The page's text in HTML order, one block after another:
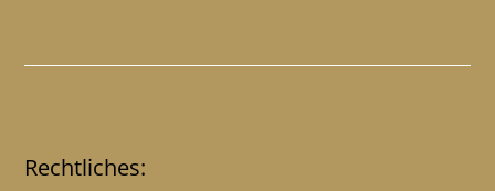
Rechtliches: